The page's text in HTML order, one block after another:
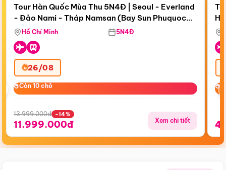
Còn19 ngày 00:28:05
Tour Hàn Quốc Mùa Thu 5N4Đ | Seoul - Everland
- Đảo Nami - Tháp Namsan (Bay Sun Phuquoc
Airways)
Hồ Chí Minh 5N4Đ
26/08
Còn 10 chỗ
Còn 10 chỗ
13.999.000đ -14%
11.999.000đ Xem chi tiết